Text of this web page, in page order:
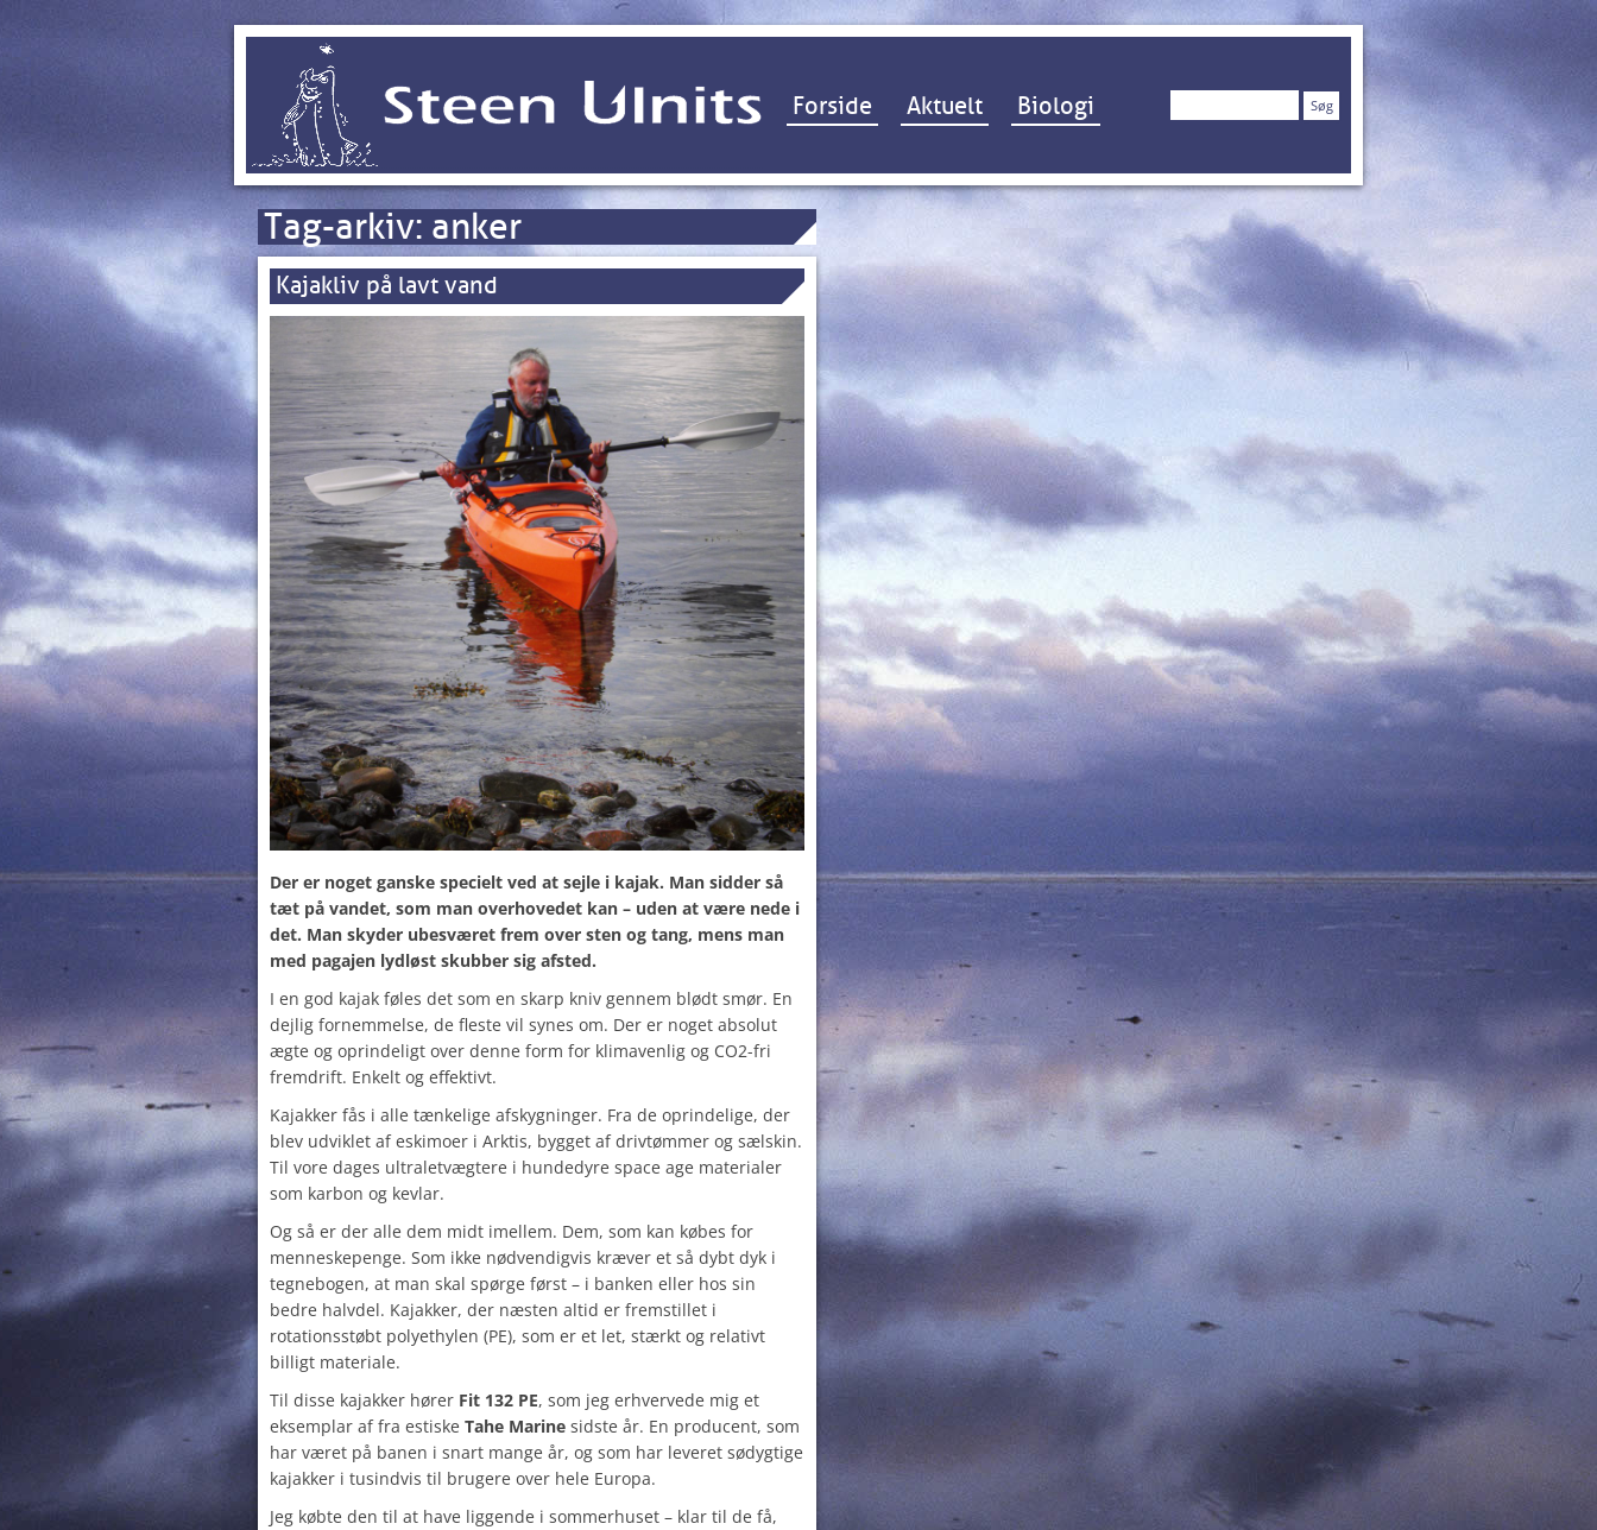
Hop til indhold
Forside Aktuelt Biologi Søg
Tag-arkiv: anker
Kajakliv på lavt vand
Der er noget ganske specielt ved at sejle i kajak. Man sidder så
tæt på vandet, som man overhovedet kan – uden at være nede i
det. Man skyder ubesværet frem over sten og tang, mens man
med pagajen lydløst skubber sig afsted.
I en god kajak føles det som en skarp kniv gennem blødt smør. En
dejlig fornemmelse, de fleste vil synes om. Der er noget absolut
ægte og oprindeligt over denne form for klimavenlig og CO2-fri
fremdrift. Enkelt og effektivt.
Kajakker fås i alle tænkelige afskygninger. Fra de oprindelige, der
blev udviklet af eskimoer i Arktis, bygget af drivtømmer og sælskin.
Til vore dages ultraletvægtere i hundedyre space age materialer
som karbon og kevlar.
Og så er der alle dem midt imellem. Dem, som kan købes for
menneskepenge. Som ikke nødvendigvis kræver et så dybt dyk i
tegnebogen, at man skal spørge først – i banken eller hos sin
bedre halvdel. Kajakker, der næsten altid er fremstillet i
rotationsstøbt polyethylen (PE), som er et let, stærkt og relativt
billigt materiale.
Til disse kajakker hører Fit 132 PE, som jeg erhvervede mig et
eksemplar af fra estiske Tahe Marine sidste år. En producent, som
har været på banen i snart mange år, og som har leveret sødygtige
kajakker i tusindvis til brugere over hele Europa.
Jeg købte den til at have liggende i sommerhuset – klar til de få,